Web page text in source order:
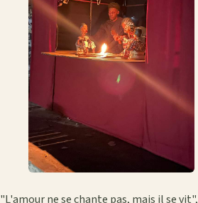
"L'amour ne se chante pas, mais il se vit",